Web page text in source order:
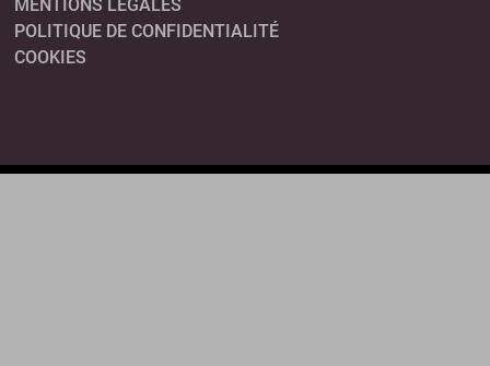
MENTIONS LÉGALES
POLITIQUE DE CONFIDENTIALITÉ
COOKIES